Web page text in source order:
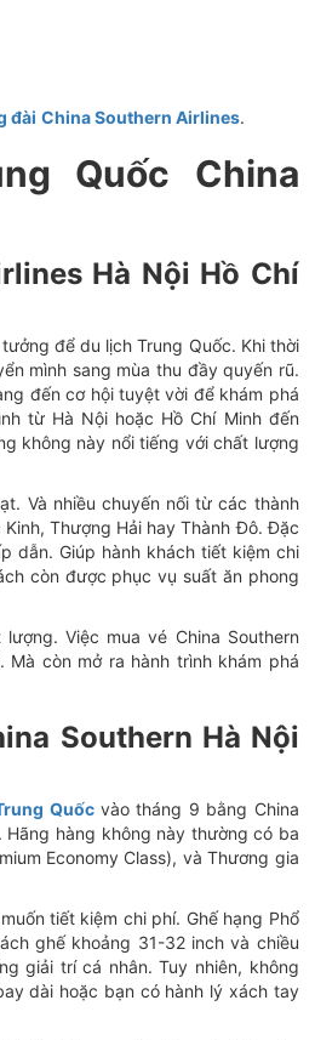
đài China Southern Airlines.
Quốc China
Hà Nội Hồ Chí
để du lịch Trung Quốc. Khi thời
mình sang mùa thu đầy quyến rũ.
đến cơ hội tuyệt vời để khám phá
từ Hà Nội hoặc Hồ Chí Minh đến
không này nổi tiếng với chất lượng
Và nhiều chuyến nối từ các thành
Thượng Hải hay Thành Đô. Đặc
dẫn. Giúp hành khách tiết kiệm chi
còn được phục vụ suất ăn phong
Việc mua vé China Southern
còn mở ra hành trình khám phá
Southern Hà Nội
Quốcvào tháng 9 bằng China
Hãng hàng không này thường có ba
Economy Class), và Thương gia
tiết kiệm chi phí. Ghế hạng Phổ
ghế khoảng 31-32 inch và chiều
giải trí cá nhân. Tuy nhiên, không
dài hoặc bạn có hành lý xách tay